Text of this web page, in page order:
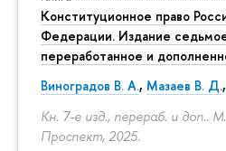
Конституционное право
Федерации. Издание
переработанное и
Виноградов В. А., Мазаев В. Д.,
Кн. 7-е изд., перераб. и доп..
Проспект, 2025.